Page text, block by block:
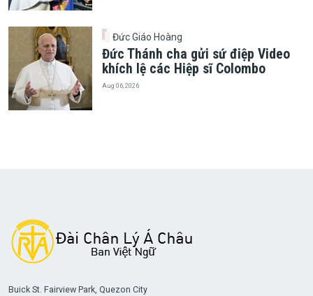
Đức Giáo Hoàng
Đức Thánh cha gửi sứ điệp Video
khích lệ các Hiệp sĩ Colombo
Aug 06, 2026
Buick St. Fairview Park, Quezon City